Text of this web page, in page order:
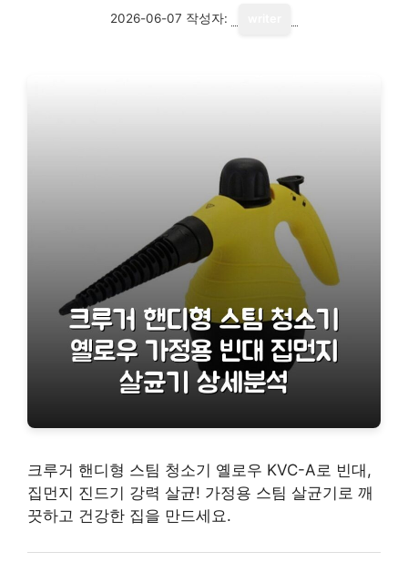
2026-06-07 작성자:
크루거 핸디형 스팀 청소기 옐로우 KVC-A로 빈대,
집먼지 진드기 강력 살균! 가정용 스팀 살균기로 깨
끗하고 건강한 집을 만드세요.